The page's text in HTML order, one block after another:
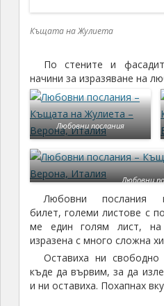
къде да вървим, за да
Знаете ли как се яде
месец
в Италия (Верона в
Протича ми
продължавам да ям,
После отидох при
Арена ди Верона
Чудих се дали да
беше10евро, но ги
цялата Арена по най-
е усещането за